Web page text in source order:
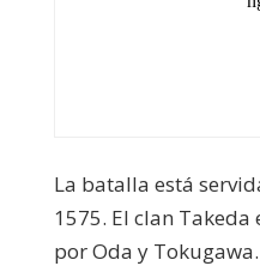
La batalla está
1575. El clan
por Oda y